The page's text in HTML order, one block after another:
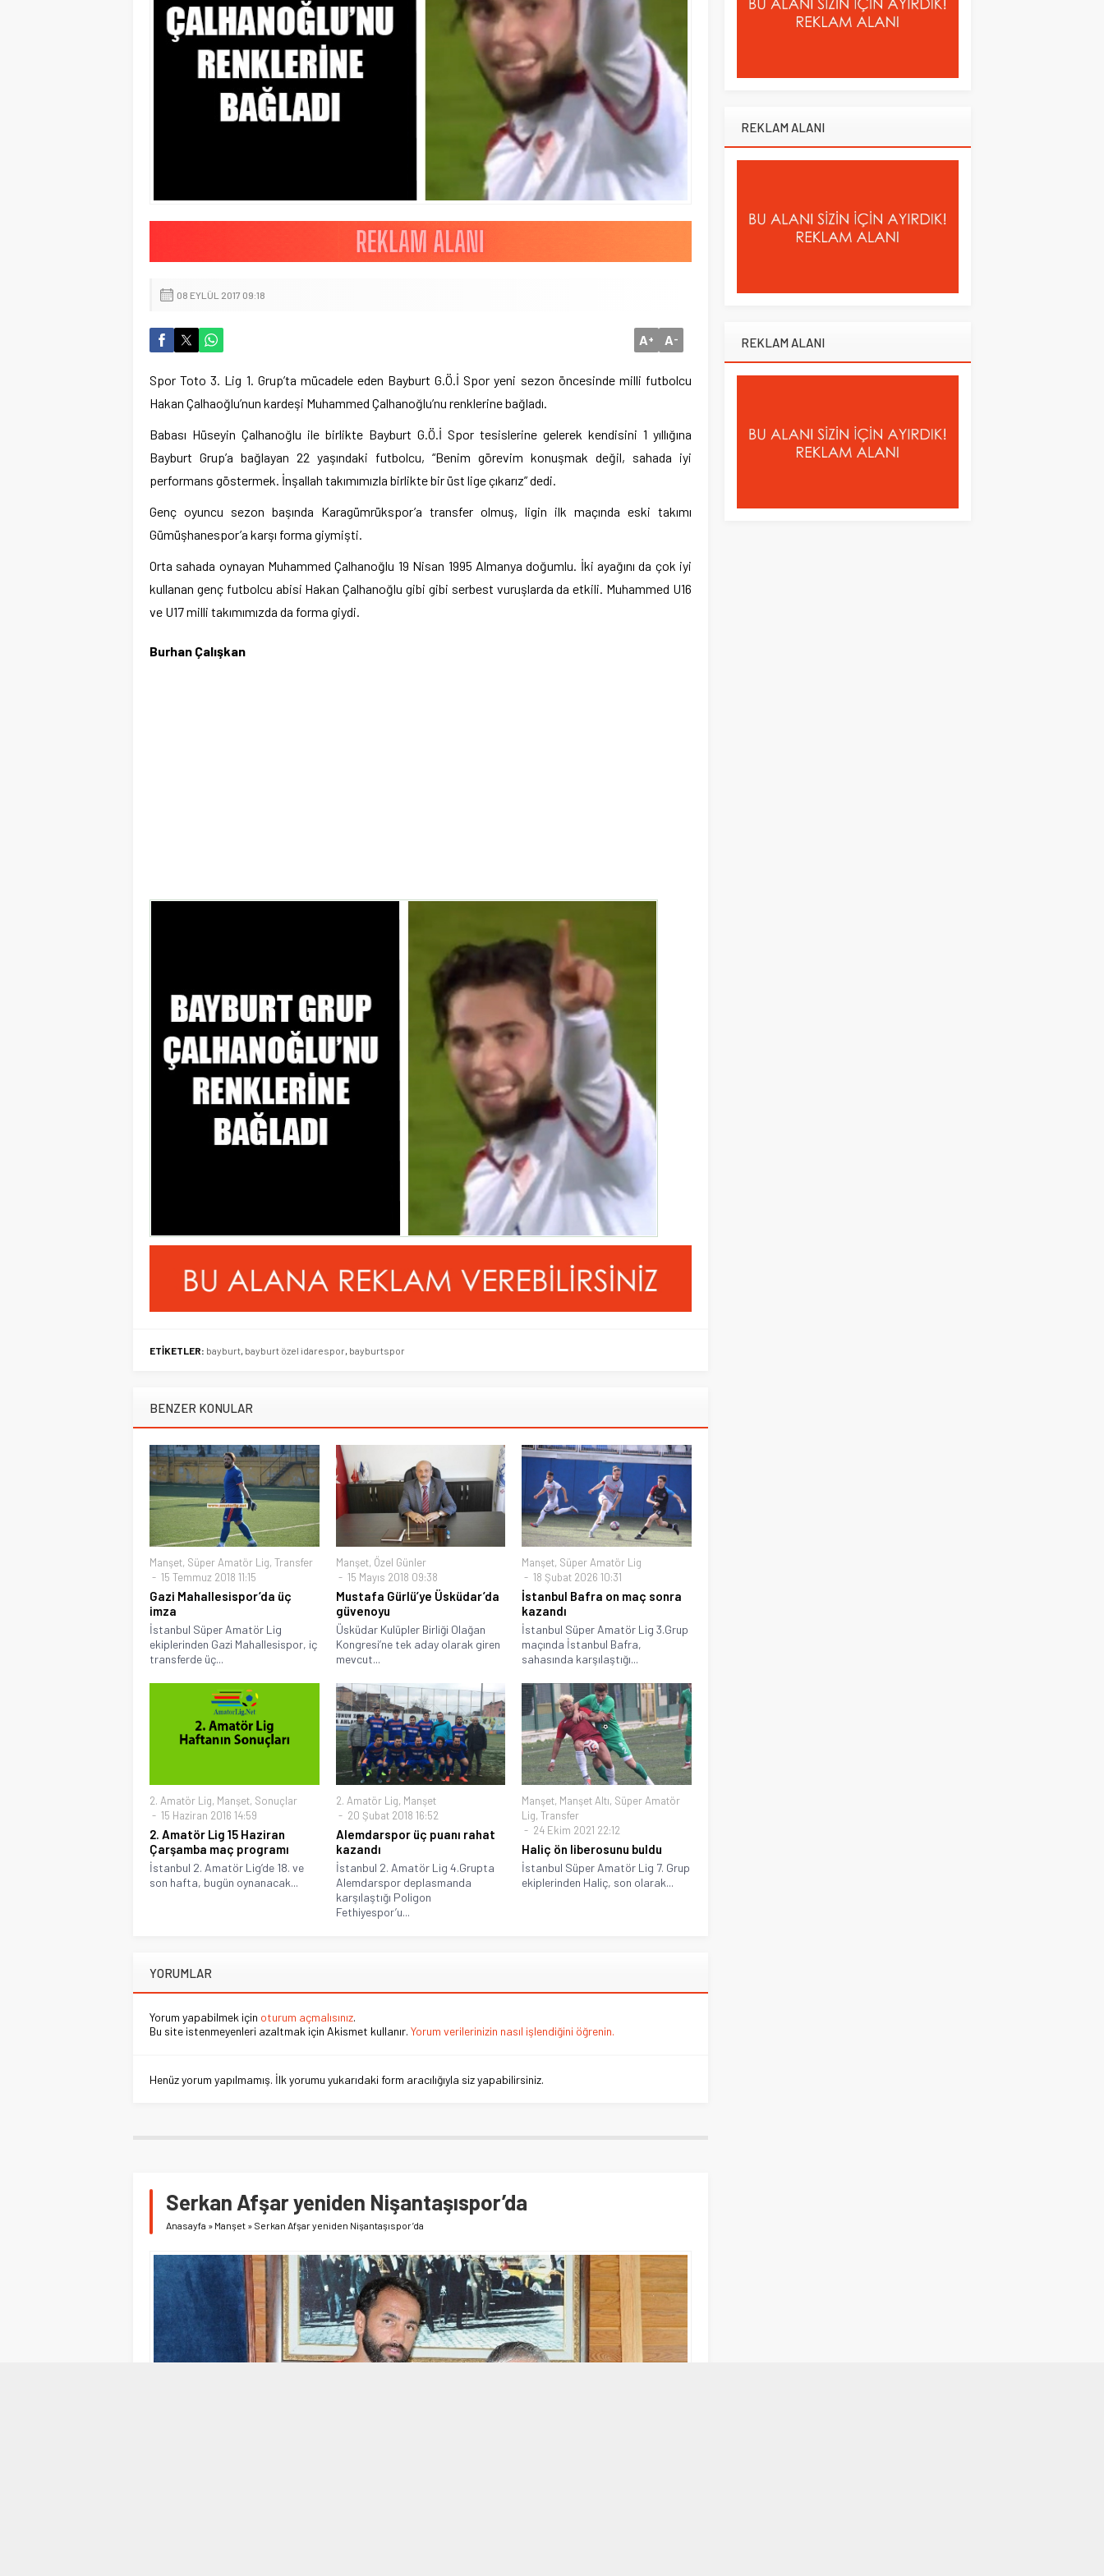
08 EYLÜL 2017 09:18
A+ A-
Spor Toto 3. Lig 1. Grup’ta mücadele eden Bayburt G.Ö.İ Spor yeni sezon öncesinde milli futbolcu
Hakan Çalhaoğlu’nun kardeşi Muhammed Çalhanoğlu’nu renklerine bağladı.
Babası Hüseyin Çalhanoğlu ile birlikte Bayburt G.Ö.İ Spor tesislerine gelerek kendisini 1 yıllığına
Bayburt Grup’a bağlayan 22 yaşındaki futbolcu, “Benim görevim konuşmak değil, sahada iyi
performans göstermek. İnşallah takımımızla birlikte bir üst lige çıkarız” dedi.
Genç oyuncu sezon başında Karagümrükspor’a transfer olmuş, ligin ilk maçında eski takımı
Gümüşhanespor’a karşı forma giymişti.
Orta sahada oynayan Muhammed Çalhanoğlu 19 Nisan 1995 Almanya doğumlu. İki ayağını da çok iyi
kullanan genç futbolcu abisi Hakan Çalhanoğlu gibi gibi serbest vuruşlarda da etkili. Muhammed U16
ve U17 milli takımımızda da forma giydi.
Burhan Çalışkan
ETİKETLER: bayburt, bayburt özel idarespor, bayburtspor
BENZER KONULAR
Manşet, Süper Amatör Lig, Transfer
15 Temmuz 2018 11:15
Gazi Mahallesispor’da üç
imza
İstanbul Süper Amatör Lig
ekiplerinden Gazi Mahallesispor, iç
transferde üç...
Manşet, Özel Günler
15 Mayıs 2018 09:38
Mustafa Gürlü’ye Üsküdar’da
güvenoyu
Üsküdar Kulüpler Birliği Olağan
Kongresi’ne tek aday olarak giren
mevcut...
Manşet, Süper Amatör Lig
18 Şubat 2026 10:31
İstanbul Bafra on maç sonra
kazandı
İstanbul Süper Amatör Lig 3.Grup
maçında İstanbul Bafra,
sahasında karşılaştığı...
2. Amatör Lig, Manşet, Sonuçlar
15 Haziran 2016 14:59
2. Amatör Lig 15 Haziran
Çarşamba maç programı
İstanbul 2. Amatör Lig’de 18. ve
son hafta, bugün oynanacak...
2. Amatör Lig, Manşet
20 Şubat 2018 16:52
Alemdarspor üç puanı rahat
kazandı
İstanbul 2. Amatör Lig 4.Grupta
Alemdarspor deplasmanda
karşılaştığı Poligon
Fethiyespor’u...
Manşet, Manşet Altı, Süper Amatör
Lig,Transfer
24 Ekim 2021 22:12
Haliç ön liberosunu buldu
İstanbul Süper Amatör Lig 7. Grup
ekiplerinden Haliç, son olarak...
YORUMLAR
Yorum yapabilmek için oturum açmalısınız.
Bu site istenmeyenleri azaltmak için Akismet kullanır. Yorum verilerinizin nasıl işlendiğini öğrenin.
Henüz yorum yapılmamış. İlk yorumu yukarıdaki form aracılığıyla siz yapabilirsiniz.
Serkan Afşar yeniden Nişantaşıspor’da
Anasayfa » Manşet » Serkan Afşar yeniden Nişantaşıspor’da
REKLAM ALANI
REKLAM ALANI